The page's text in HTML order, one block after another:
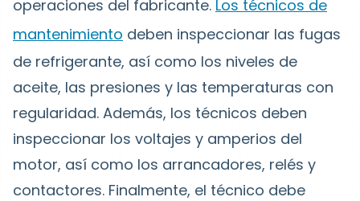
operaciones del fabricante. Los técnicos de
mantenimiento deben inspeccionar las fugas
de refrigerante, así como los niveles de
aceite, las presiones y las temperaturas con
regularidad. Además, los técnicos deben
inspeccionar los voltajes y amperios del
motor, así como los arrancadores, relés y
contactores. Finalmente, el técnico debe